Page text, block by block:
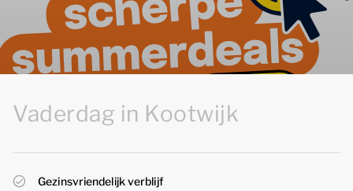
Vaderdag in Kootwijk
Gezinsvriendelijk verblijf